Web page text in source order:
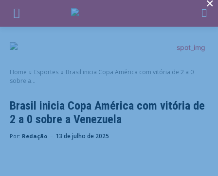
Home Esportes
Brasil inicia Copa América com vitória de 2 a 0
sobre a...
Brasil inicia Copa América com vitória de
2 a 0 sobre a Venezuela
Por: Redação - 13 de julho de 2025